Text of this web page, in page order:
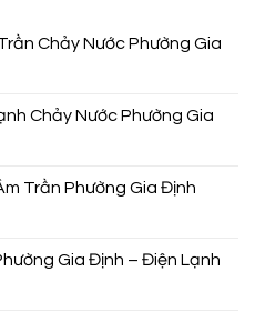
Chảy Nước Phường Gia
Chảy Nước Phường Gia
Trần Phường Gia Định
Gia Định – Điện Lạnh